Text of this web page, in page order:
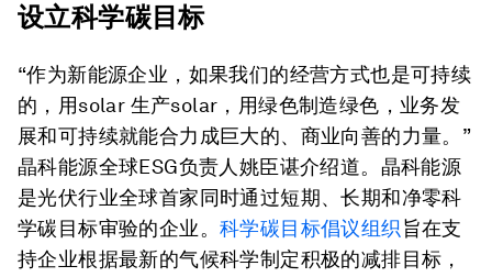
设立科学碳目标
“作为新能源企业，如果我们的经营方式也是可持续
的，用solar 生产solar，用绿色制造绿色，业务发
展和可持续就能合力成巨大的、商业向善的力量。”
晶科能源全球ESG负责人姚臣谌介绍道。晶科能源
是光伏行业全球首家同时通过短期、长期和净零科
学碳目标审验的企业。 科学碳目标倡议组织旨在支
持企业根据最新的气候科学制定积极的减排目标，